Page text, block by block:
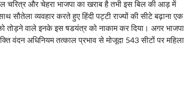
चरित्र और चेहरा भाजपा का खराब है तभी इस बिल की आड़ में
व्यवहार करते हुए हिंदी पट्टी राज्यों की सीटे बढ़ाना एक
तोड़ने वाले इनके इस षडयंत्र को नाकाम कर दिया। अगर भाजपा
वंदन अधिनियम तत्काल प्रभाव से मोजूदा 543 सीटों पर महिला